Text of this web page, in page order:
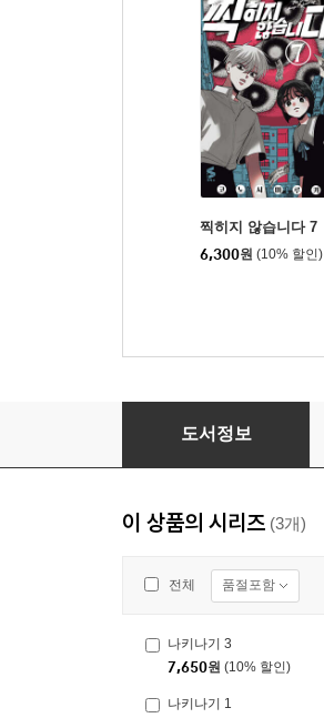
찍히지 않습니다 7
6,300원 (10% 할인)
나키나기 2
도서정보
이 상품의 시리즈 (3개)
전체 품절포함
나키나기 3
7,650원 (10% 할인)
나키나기 1